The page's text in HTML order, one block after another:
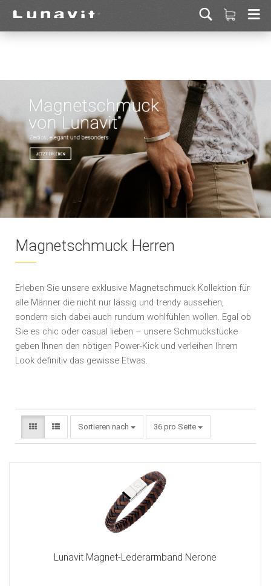
Magnetschmuck Herren
Erleben Sie unsere exklusive Magnetschmuck Kollektion für
alle Männer die nicht nur lässig und trendy aussehen,
sondern sich dabei auch rundum wohlfühlen wollen. Egal ob
Sie es chic oder casual lieben – unsere Schmuckstücke
geben Ihnen den nötigen Power-Kick und verleihen Ihrem
Look definitiv das gewisse Etwas.
Sortieren nach 36 pro Seite
Lunavit Magnet-Lederarmband Nerone